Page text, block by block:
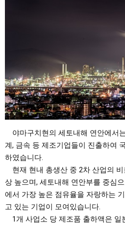
야마구치현의 세토내해 연안에서
계, 금속 등 제조기업들이 진출하여
하였습니다.
현재 현내 총생산 중 2차 산업의 비
상 높으며, 세토내해 연안부를 중심
에서 가장 높은 점유율을 자랑하는
고 있는 기업이 모여있습니다.
1개 사업소 당 제조품 출하액은 일